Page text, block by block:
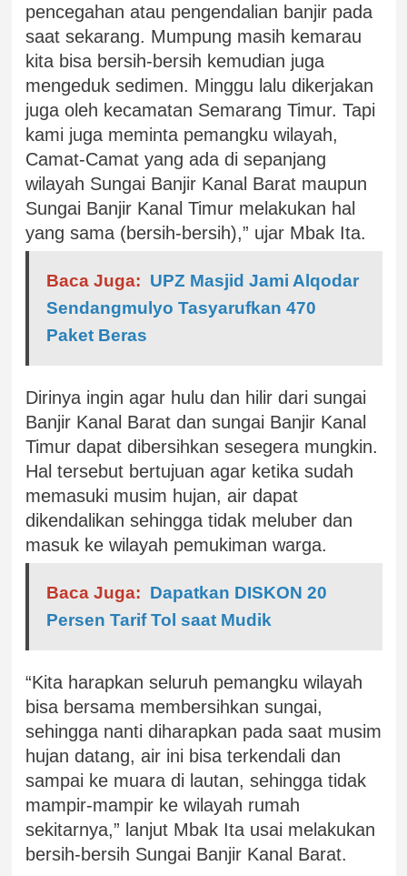
pencegahan atau pengendalian banjir pada
saat sekarang. Mumpung masih kemarau
kita bisa bersih-bersih kemudian juga
mengeduk sedimen. Minggu lalu dikerjakan
juga oleh kecamatan Semarang Timur. Tapi
kami juga meminta pemangku wilayah,
Camat-Camat yang ada di sepanjang
wilayah Sungai Banjir Kanal Barat maupun
Sungai Banjir Kanal Timur melakukan hal
yang sama (bersih-bersih),” ujar Mbak Ita.
Baca Juga: UPZ Masjid Jami Alqodar
Sendangmulyo Tasyarufkan 470
Paket Beras
Dirinya ingin agar hulu dan hilir dari sungai
Banjir Kanal Barat dan sungai Banjir Kanal
Timur dapat dibersihkan sesegera mungkin.
Hal tersebut bertujuan agar ketika sudah
memasuki musim hujan, air dapat
dikendalikan sehingga tidak meluber dan
masuk ke wilayah pemukiman warga.
Baca Juga: Dapatkan DISKON 20
Persen Tarif Tol saat Mudik
“Kita harapkan seluruh pemangku wilayah
bisa bersama membersihkan sungai,
sehingga nanti diharapkan pada saat musim
hujan datang, air ini bisa terkendali dan
sampai ke muara di lautan, sehingga tidak
mampir-mampir ke wilayah rumah
sekitarnya,” lanjut Mbak Ita usai melakukan
bersih-bersih Sungai Banjir Kanal Barat.